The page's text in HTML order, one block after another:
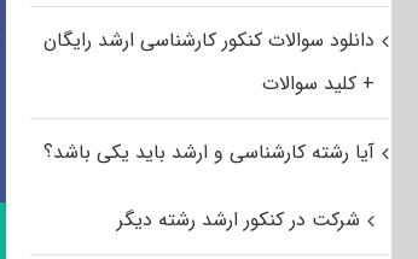
دانلود سوالات کنکور کارشناسی ارشد رایگان
+ کلید سوالات
آیا رشته کارشناسی و ارشد باید یکی باشد؟
شرکت در کنکور ارشد رشته دیگر